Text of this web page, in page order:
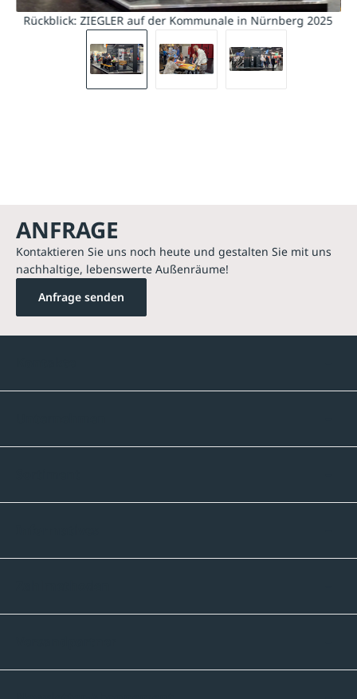
Rückblick: ZIEGLER auf der Kommunale in Nürnberg 2025
ANFRAGE
Kontaktieren Sie uns noch heute und gestalten Sie mit uns
nachhaltige, lebenswerte Außenräume!
Anfrage senden